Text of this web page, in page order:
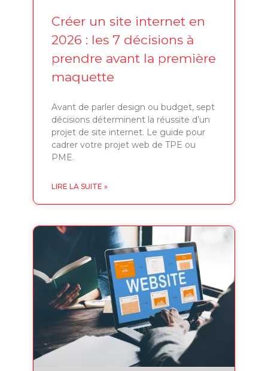
Créer un site internet en
2026 : les 7 décisions à
prendre avant la première
maquette
Avant de parler design ou budget, sept
décisions déterminent la réussite d’un
projet de site internet. Le guide pour
cadrer votre projet web de TPE ou
PME.
LIRE LA SUITE »